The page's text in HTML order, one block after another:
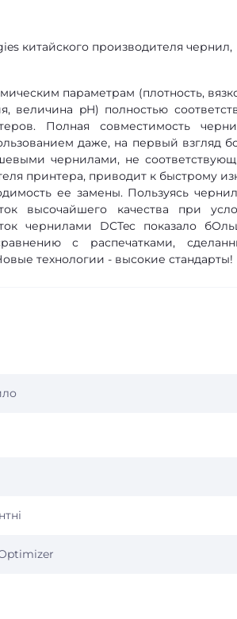
китайского производителя чернил,
параметрам (плотность,
величина pH) полностью
Полная совместимость
даже, на первый взгляд
чернилами, не
принтера, приводит к быстрому
ее замены. Пользуясь
высочайшего качества при
чернилами DCTec показало
с распечатками,
технологии - высокие стандарты!